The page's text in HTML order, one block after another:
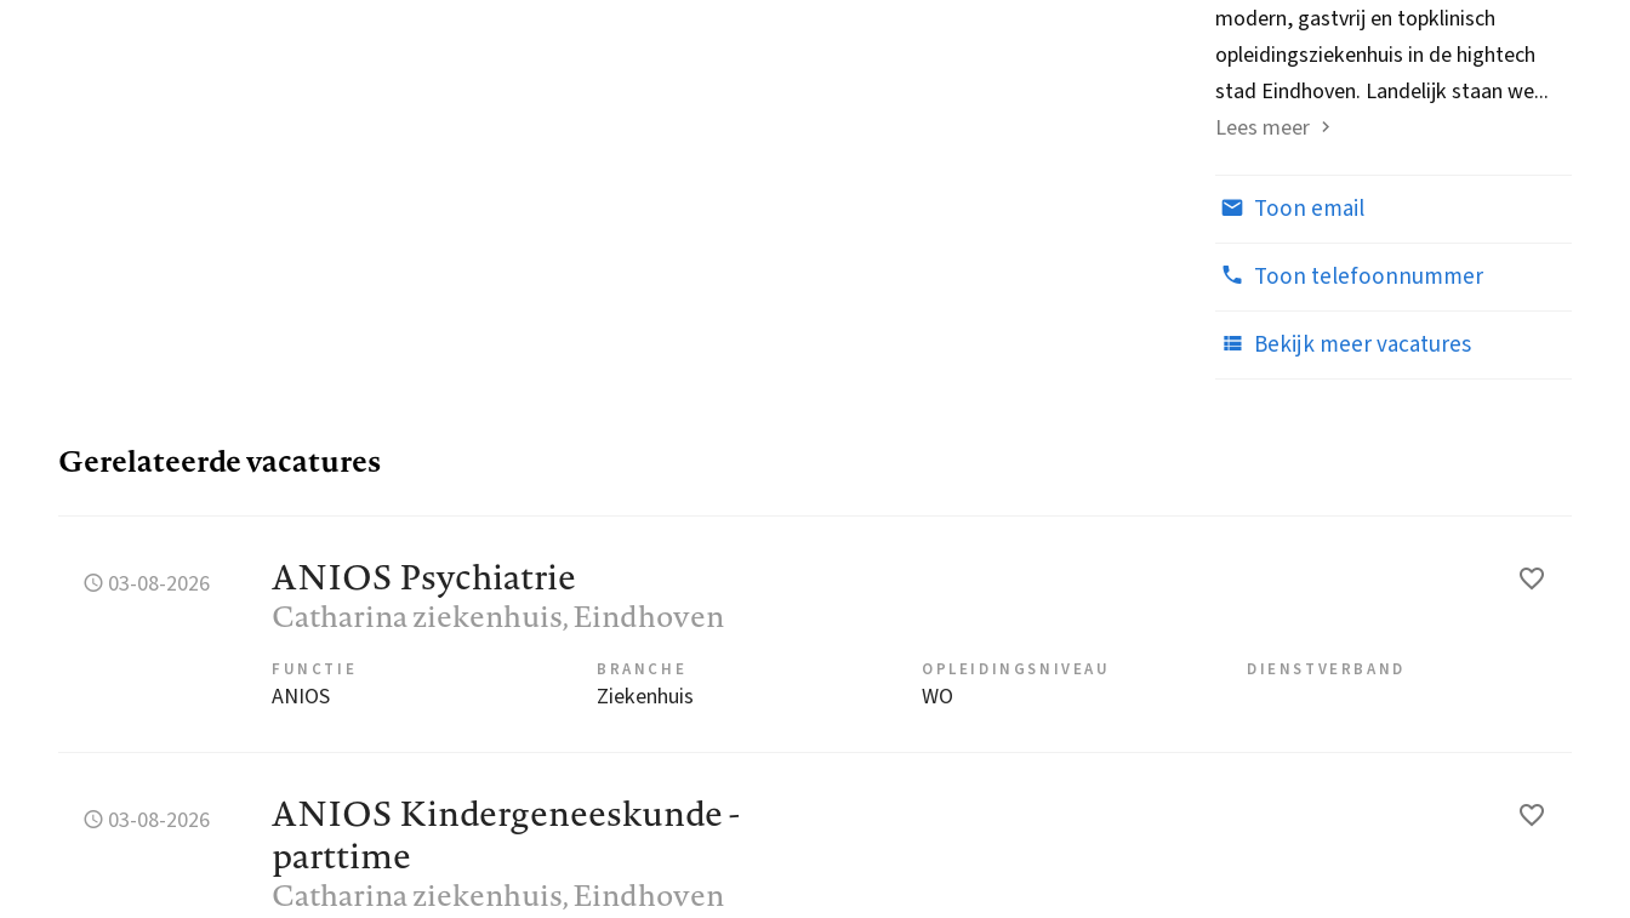
modern, gastvrij en topklinisch
opleidingsziekenhuis in de hightech
stad Eindhoven. Landelijk staan we...
Lees meer
Toon email
Toon telefoonnummer
Bekijk meer vacatures
Gerelateerde vacatures
03-08-2026 ANIOS Psychiatrie
Catharina ziekenhuis, Eindhoven
FUNCTIE
ANIOS
BRANCHE
Ziekenhuis
OPLEIDINGSNIVEAU
WO
DIENSTVERBAND
03-08-2026
ANIOS Kindergeneeskunde -
parttime
Catharina ziekenhuis, Eindhoven